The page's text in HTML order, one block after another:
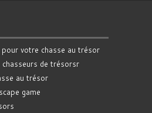
votre chasse au trésor
de trésorsr
au trésor
game